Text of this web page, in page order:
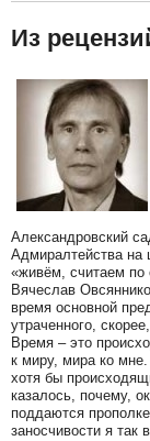
Из
Александровский
Адмиралтейства
«живём, считаем по
Вячеслав
время основной
утраченного,
Время – это
к миру, мира ко
хотя бы
казалось, почему,
поддаются
заносчивости я так